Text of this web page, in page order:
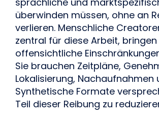
überwinden müssen, ohne an
verlieren. Menschliche
zentral für diese Arbeit,
offensichtliche
Sie brauchen Zeitpläne,
Lokalisierung, Nachaufnahmen
Synthetische Formate
Teil dieser Reibung zu